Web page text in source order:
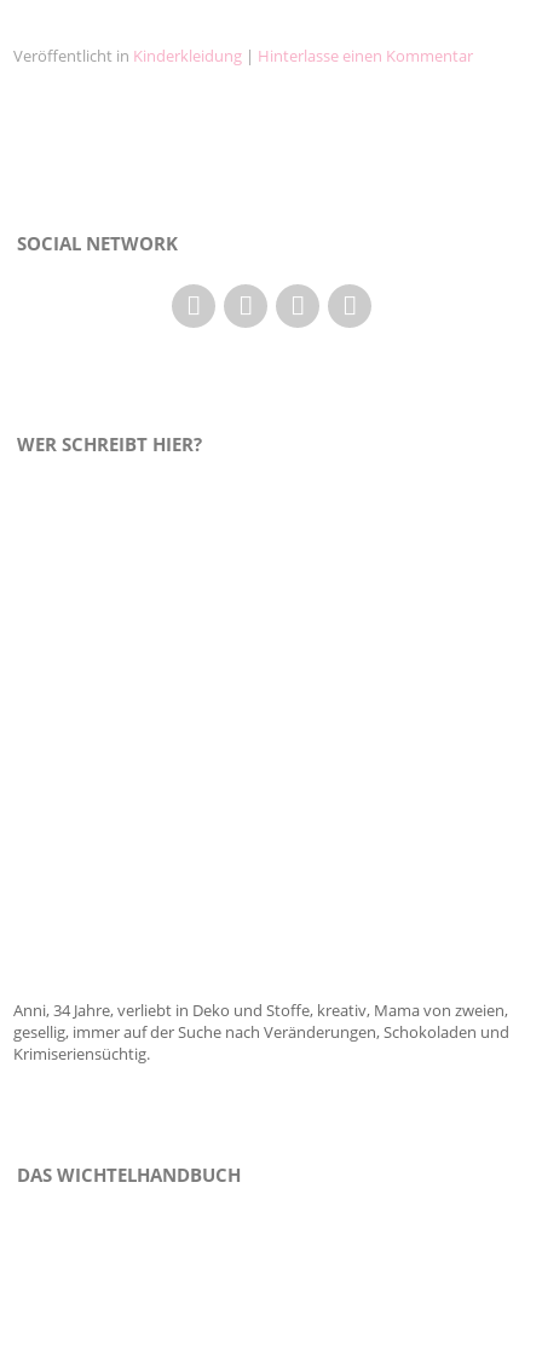
Veröffentlicht in Kinderkleidung | Hinterlasse einen Kommentar
SOCIAL NETWORK
WER SCHREIBT HIER?
Anni, 34 Jahre, verliebt in Deko und Stoffe, kreativ, Mama von zweien,
gesellig, immer auf der Suche nach Veränderungen, Schokoladen und
Krimiseriensüchtig.
DAS WICHTELHANDBUCH